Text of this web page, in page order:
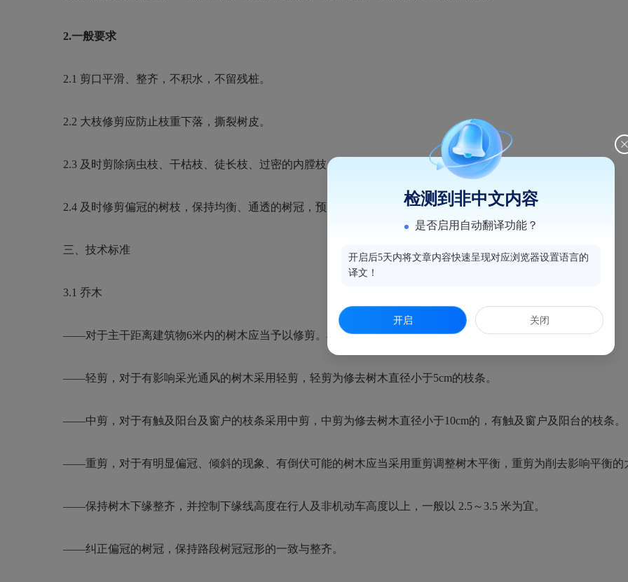
2.一般要求
2.1 剪口平滑、整齐，不积水，不留残桩。
2.2 大枝修剪应防止枝重下落，撕裂树皮。
2.3 及时剪除病虫枝、干枯枝、徒长枝、过密的内膛枝。
2.4 及时修剪偏冠的树枝，保持均衡、通透的树冠，预防和减少台风损失。
三、技术标准
3.1 乔木
——对于主干距离建筑物6米内的树木应当予以修剪。树木枝叶末端距离住宅的窗户、阳台保持1米以上的距离。
——轻剪，对于有影响采光通风的树木采用轻剪，轻剪为修去树木直径小于5cm的枝条。
——中剪，对于有触及阳台及窗户的枝条采用中剪，中剪为修去树木直径小于10cm的，有触及窗户及阳台的枝条。
——重剪，对于有明显偏冠、倾斜的现象、有倒伏可能的树木应当采用重剪调整树木平衡，重剪为削去影响平衡的
——保持树木下缘整齐，并控制下缘线高度在行人及非机动车高度以上，一般以 2.5～ 3.5 米为宜。
——纠正偏冠的树冠，保持路段树冠冠形的一致与整齐。
检测到非中文内容
是否启用自动翻译功能？
开启后5天内将文章内容快速呈现对应浏览器设置语言的
译文！
开启 关闭